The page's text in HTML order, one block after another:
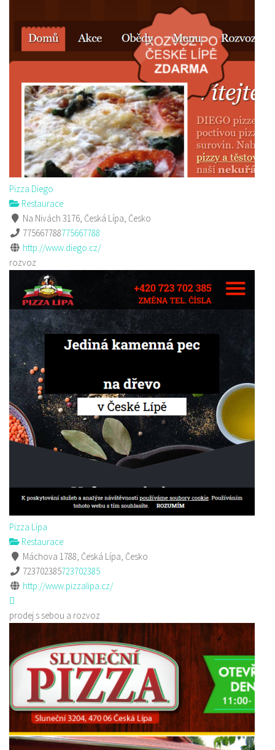
Pizza Diego
Restaurace
Na Nivách 3176, Česká Lípa, Česko
775667788775667788
http://www.diego.cz/
rozvoz
Pizza Lípa
Restaurace
Máchova 1788, Česká Lípa, Česko
723702385723702385
http://www.pizzalipa.cz/
prodej s sebou a rozvoz